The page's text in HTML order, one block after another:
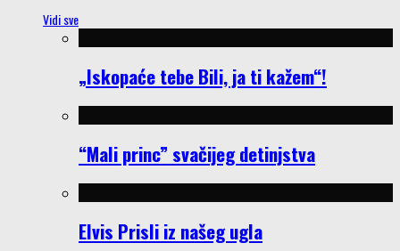
Vidi sve
„Iskopaće tebe Bili, ja ti kažem“!
“Mali princ” svačijeg detinjstva
Elvis Prisli iz našeg ugla